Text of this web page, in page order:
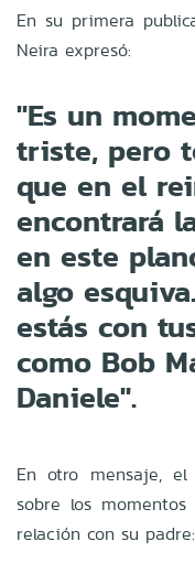
En su primera
Neira expresó:
"Es un
triste, pero
que en el
encontrará
en este
algo
estás con
como Bob
Daniele".
En otro mensaje,
sobre los
relación con su padre: